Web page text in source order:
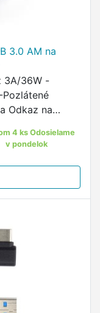
3.0 AM na
3A/36W -
Odkaz na
4 ks Odosielame
v pondelok